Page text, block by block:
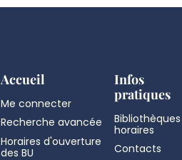
Accueil
Me connecter
Recherche avancée
Horaires d'ouverture
des BU
Infos
pratiques
horaires
Contacts